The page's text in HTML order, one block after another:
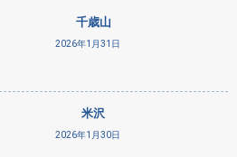
千歳山
2026年1月31日
米沢
2026年1月30日